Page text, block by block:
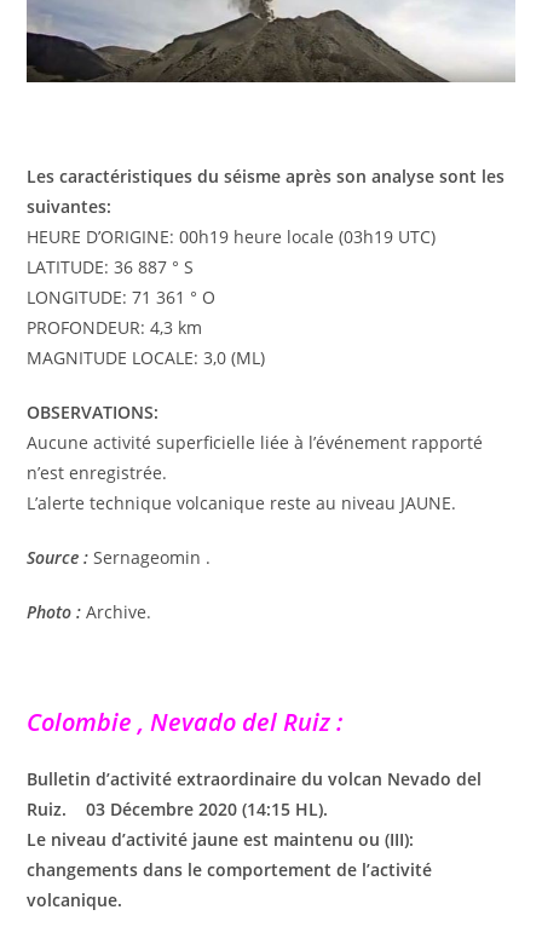
Les caractéristiques du séisme après son analyse sont les
suivantes:
HEURE D’ORIGINE: 00h19 heure locale (03h19 UTC)
LATITUDE: 36 887 ° S
LONGITUDE: 71 361 ° O
PROFONDEUR: 4,3 km
MAGNITUDE LOCALE: 3,0 (ML)
OBSERVATIONS:
Aucune activité superficielle liée à l’événement rapporté
n’est enregistrée.
L’alerte technique volcanique reste au niveau JAUNE.
Source : Sernageomin .
Photo : Archive.
Colombie , Nevado del Ruiz :
Bulletin d’activité extraordinaire du volcan Nevado del
Ruiz. 03 Décembre 2020 (14:15 HL).
Le niveau d’activité jaune est maintenu ou (III):
changements dans le comportement de l’activité
volcanique.